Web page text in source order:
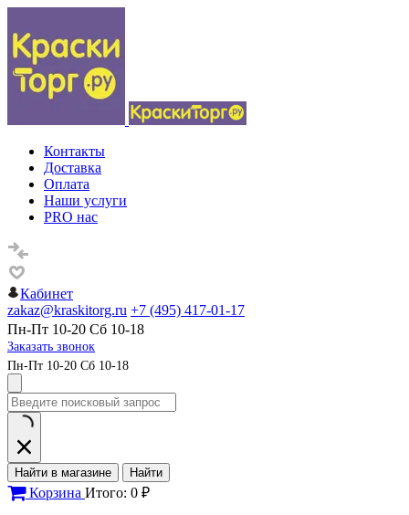
Контакты
Доставка
Оплата
Наши услуги
PRO нас
Кабинет
zakaz@kraskitorg.ru +7 (495) 417-01-17
Пн-Пт 10-20 Сб 10-18
Заказать звонок
Пн-Пт 10-20 Сб 10-18
Найти в магазине Найти
Корзина Итого: 0 ₽